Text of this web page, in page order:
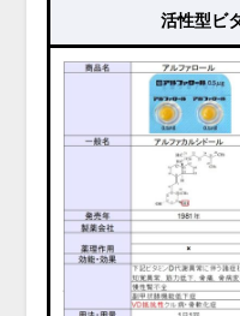
活性型ビ